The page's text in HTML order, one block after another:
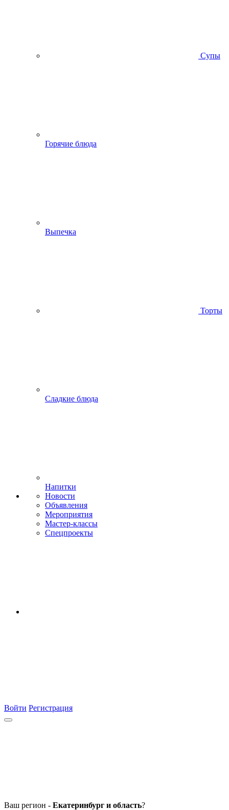
Супы
Горячие блюда
Выпечка
Торты
Сладкие блюда
Напитки
Новости
Объявления
Мероприятия
Мастер-классы
Спецпроекты
Войти Регистрация
Ваш регион - Екатеринбург и область?